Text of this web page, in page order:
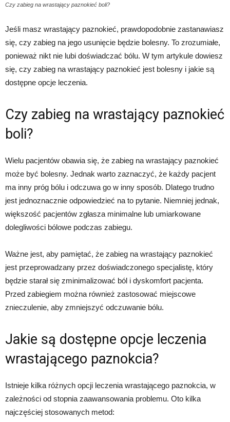
Czy zabieg na wrastający paznokieć boli?
Jeśli masz wrastający paznokieć, prawdopodobnie zastanawiasz
się, czy zabieg na jego usunięcie będzie bolesny. To zrozumiałe,
ponieważ nikt nie lubi doświadczać bólu. W tym artykule dowiesz
się, czy zabieg na wrastający paznokieć jest bolesny i jakie są
dostępne opcje leczenia.
Czy zabieg na wrastający paznokieć
boli?
Wielu pacjentów obawia się, że zabieg na wrastający paznokieć
może być bolesny. Jednak warto zaznaczyć, że każdy pacjent
ma inny próg bólu i odczuwa go w inny sposób. Dlatego trudno
jest jednoznacznie odpowiedzieć na to pytanie. Niemniej jednak,
większość pacjentów zgłasza minimalne lub umiarkowane
dolegliwości bólowe podczas zabiegu.
Ważne jest, aby pamiętać, że zabieg na wrastający paznokieć
jest przeprowadzany przez doświadczonego specjalistę, który
będzie starał się zminimalizować ból i dyskomfort pacjenta.
Przed zabiegiem można również zastosować miejscowe
znieczulenie, aby zmniejszyć odczuwanie bólu.
Jakie są dostępne opcje leczenia
wrastającego paznokcia?
Istnieje kilka różnych opcji leczenia wrastającego paznokcia, w
zależności od stopnia zaawansowania problemu. Oto kilka
najczęściej stosowanych metod: